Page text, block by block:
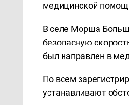
медицинской
В селе Морша
безопасную
был направлен в
По всем
устанавливают